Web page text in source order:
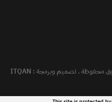
تصميم وبرمجة : ITQAN